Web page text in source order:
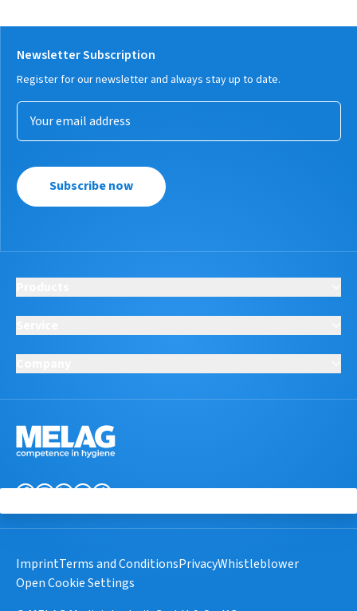
Newsletter Subscription
Register for our newsletter and always stay up to date.
Subscribe now
ImprintTerms and ConditionsPrivacyWhistleblower
Open Cookie Settings